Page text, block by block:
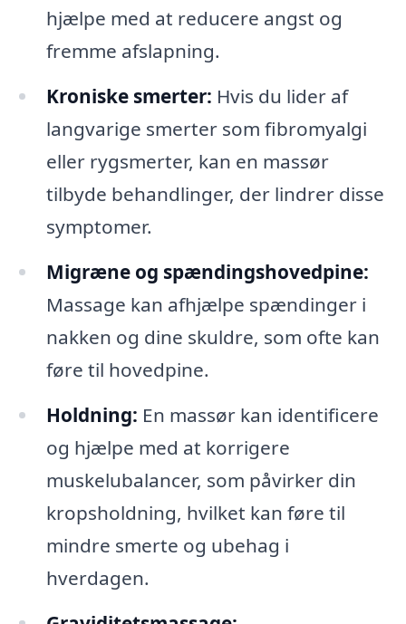
hjælpe med at reducere angst og
fremme afslapning.
Kroniske smerter: Hvis du lider af
langvarige smerter som fibromyalgi
eller rygsmerter, kan en massør
tilbyde behandlinger, der lindrer disse
symptomer.
Migræne og spændingshovedpine:
Massage kan afhjælpe spændinger i
nakken og dine skuldre, som ofte kan
føre til hovedpine.
Holdning: En massør kan identificere
og hjælpe med at korrigere
muskelubalancer, som påvirker din
kropsholdning, hvilket kan føre til
mindre smerte og ubehag i
hverdagen.